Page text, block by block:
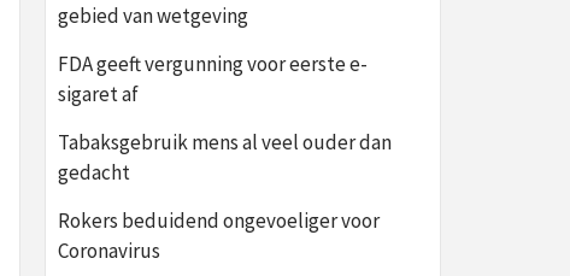
gebied van wetgeving
FDA geeft vergunning voor eerste e-
sigaret af
Tabaksgebruik mens al veel ouder dan
gedacht
Rokers beduidend ongevoeliger voor
Coronavirus